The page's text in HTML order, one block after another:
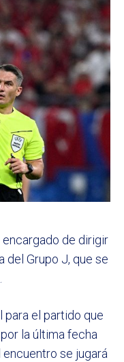
de dirigir
del Grupo J, que se
para el partido que
la última fecha
encuentro se jugará